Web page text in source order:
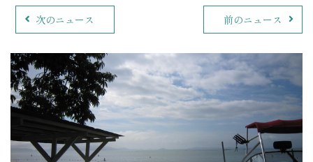
次のニュース 前のニュース